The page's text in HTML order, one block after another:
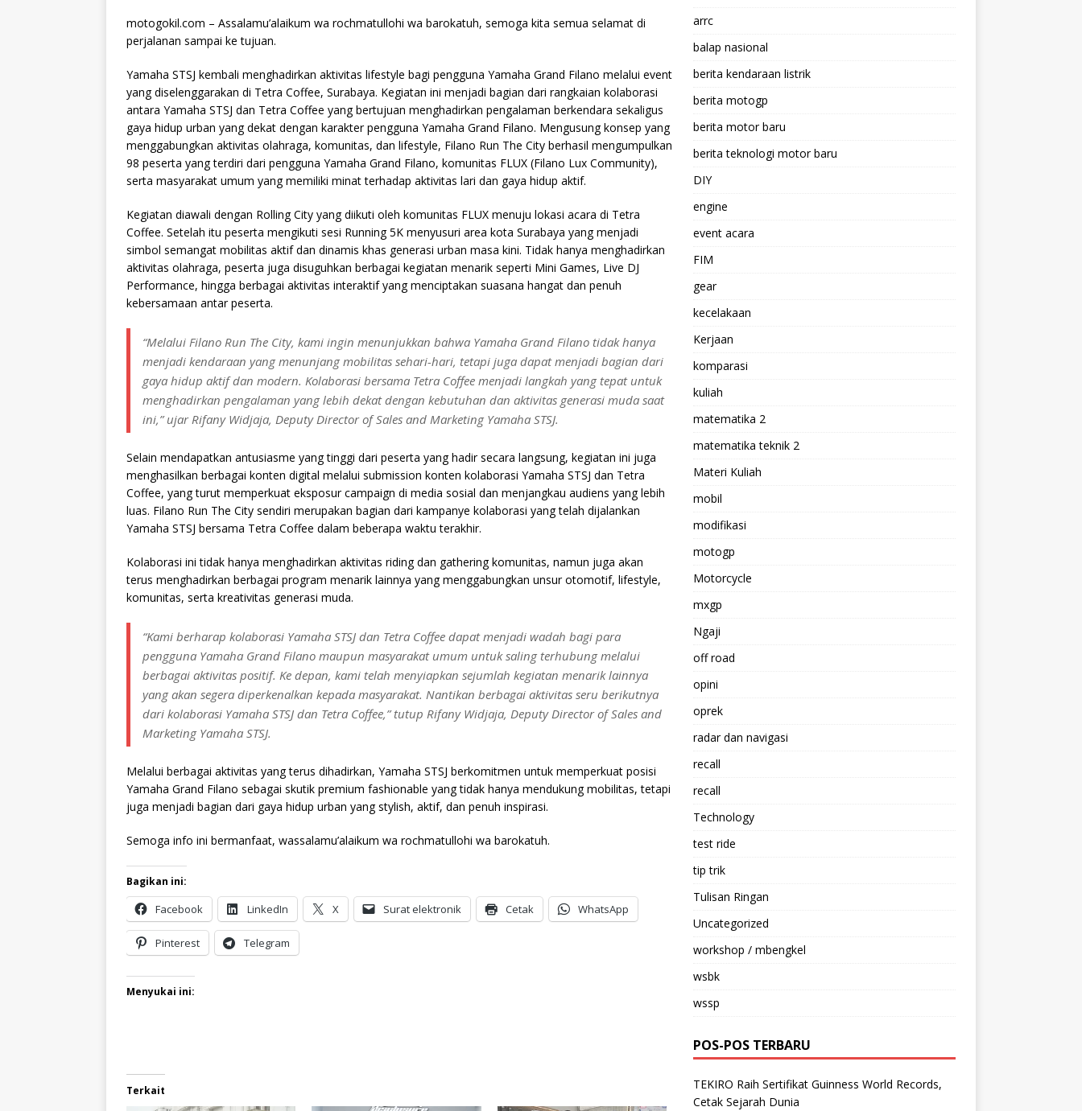
motogokil.com – Assalamu’alaikum wa rochmatullohi wa barokatuh, semoga kita semua selamat di
perjalanan sampai ke tujuan.
Yamaha STSJ kembali menghadirkan aktivitas lifestyle bagi pengguna Yamaha Grand Filano melalui event
yang diselenggarakan di Tetra Coffee, Surabaya. Kegiatan ini menjadi bagian dari rangkaian kolaborasi
antara Yamaha STSJ dan Tetra Coffee yang bertujuan menghadirkan pengalaman berkendara sekaligus
gaya hidup urban yang dekat dengan karakter pengguna Yamaha Grand Filano. Mengusung konsep yang
menggabungkan aktivitas olahraga, komunitas, dan lifestyle, Filano Run The City berhasil mengumpulkan
98 peserta yang terdiri dari pengguna Yamaha Grand Filano, komunitas FLUX (Filano Lux Community),
serta masyarakat umum yang memiliki minat terhadap aktivitas lari dan gaya hidup aktif.
Kegiatan diawali dengan Rolling City yang diikuti oleh komunitas FLUX menuju lokasi acara di Tetra
Coffee. Setelah itu peserta mengikuti sesi Running 5K menyusuri area kota Surabaya yang menjadi
simbol semangat mobilitas aktif dan dinamis khas generasi urban masa kini. Tidak hanya menghadirkan
aktivitas olahraga, peserta juga disuguhkan berbagai kegiatan menarik seperti Mini Games, Live DJ
Performance, hingga berbagai aktivitas interaktif yang menciptakan suasana hangat dan penuh
kebersamaan antar peserta.
“Melalui Filano Run The City, kami ingin menunjukkan bahwa Yamaha Grand Filano tidak hanya
menjadi kendaraan yang menunjang mobilitas sehari-hari, tetapi juga dapat menjadi bagian dari
gaya hidup aktif dan modern. Kolaborasi bersama Tetra Coffee menjadi langkah yang tepat untuk
menghadirkan pengalaman yang lebih dekat dengan kebutuhan dan aktivitas generasi muda saat
ini,” ujar Rifany Widjaja, Deputy Director of Sales and Marketing Yamaha STSJ.
Selain mendapatkan antusiasme yang tinggi dari peserta yang hadir secara langsung, kegiatan ini juga
menghasilkan berbagai konten digital melalui submission konten kolaborasi Yamaha STSJ dan Tetra
Coffee, yang turut memperkuat eksposur campaign di media sosial dan menjangkau audiens yang lebih
luas. Filano Run The City sendiri merupakan bagian dari kampanye kolaborasi yang telah dijalankan
Yamaha STSJ bersama Tetra Coffee dalam beberapa waktu terakhir.
Kolaborasi ini tidak hanya menghadirkan aktivitas riding dan gathering komunitas, namun juga akan
terus menghadirkan berbagai program menarik lainnya yang menggabungkan unsur otomotif, lifestyle,
komunitas, serta kreativitas generasi muda.
“Kami berharap kolaborasi Yamaha STSJ dan Tetra Coffee dapat menjadi wadah bagi para
pengguna Yamaha Grand Filano maupun masyarakat umum untuk saling terhubung melalui
berbagai aktivitas positif. Ke depan, kami telah menyiapkan sejumlah kegiatan menarik lainnya
yang akan segera diperkenalkan kepada masyarakat. Nantikan berbagai aktivitas seru berikutnya
dari kolaborasi Yamaha STSJ dan Tetra Coffee,” tutup Rifany Widjaja, Deputy Director of Sales and
Marketing Yamaha STSJ.
Melalui berbagai aktivitas yang terus dihadirkan, Yamaha STSJ berkomitmen untuk memperkuat posisi
Yamaha Grand Filano sebagai skutik premium fashionable yang tidak hanya mendukung mobilitas, tetapi
juga menjadi bagian dari gaya hidup urban yang stylish, aktif, dan penuh inspirasi.
Semoga info ini bermanfaat, wassalamu’alaikum wa rochmatullohi wa barokatuh.
Bagikan ini:
Facebook LinkedIn X Surat elektronik Cetak WhatsApp
Pinterest Telegram
Menyukai ini:
Terkait
arrc
balap nasional
berita kendaraan listrik
berita motogp
berita motor baru
berita teknologi motor baru
DIY
engine
event acara
FIM
gear
kecelakaan
Kerjaan
komparasi
kuliah
matematika 2
matematika teknik 2
Materi Kuliah
mobil
modifikasi
motogp
Motorcycle
mxgp
Ngaji
off road
opini
oprek
radar dan navigasi
recall
recall
Technology
test ride
tip trik
Tulisan Ringan
Uncategorized
workshop / mbengkel
wsbk
wssp
POS-POS TERBARU
TEKIRO Raih Sertifikat Guinness World Records,
Cetak Sejarah Dunia